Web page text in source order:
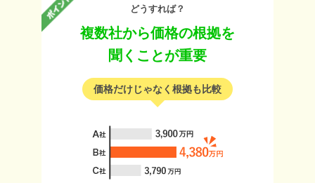
どうすれば？
複数社から価格の根拠を
聞くことが重要
価格だけじゃなく根拠も比較